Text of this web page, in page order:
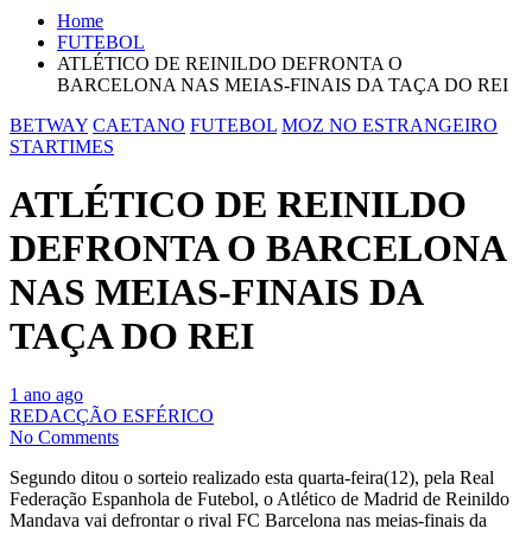
Home
FUTEBOL
ATLÉTICO DE REINILDO DEFRONTA O
BARCELONA NAS MEIAS-FINAIS DA TAÇA DO REI
BETWAY CAETANO FUTEBOL MOZ NO ESTRANGEIRO
STARTIMES
ATLÉTICO DE REINILDO
DEFRONTA O BARCELONA
NAS MEIAS-FINAIS DA
TAÇA DO REI
1 ano ago
REDACÇÃO ESFÉRICO
No Comments
Segundo ditou o sorteio realizado esta quarta-feira(12), pela Real
Federação Espanhola de Futebol, o Atlético de Madrid de Reinildo
Mandava vai defrontar o rival FC Barcelona nas meias-finais da